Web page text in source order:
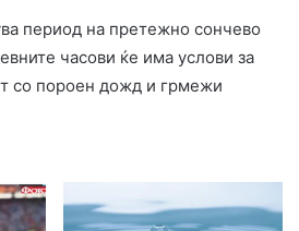
период на претежно сончево
часови ќе има услови за
со пороен дожд и грмежи